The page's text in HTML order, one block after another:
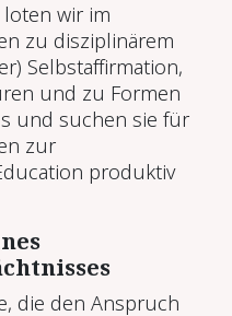
wir im
zu disziplinärem
Selbstaffirmation,
und zu Formen
und suchen sie für
zur
produktiv
die den Anspruch